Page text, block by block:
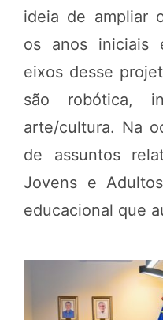
ideia de ampliar
os anos iniciais
eixos desse
são robótica,
arte/cultura. Na
de assuntos
Jovens e
educacional que